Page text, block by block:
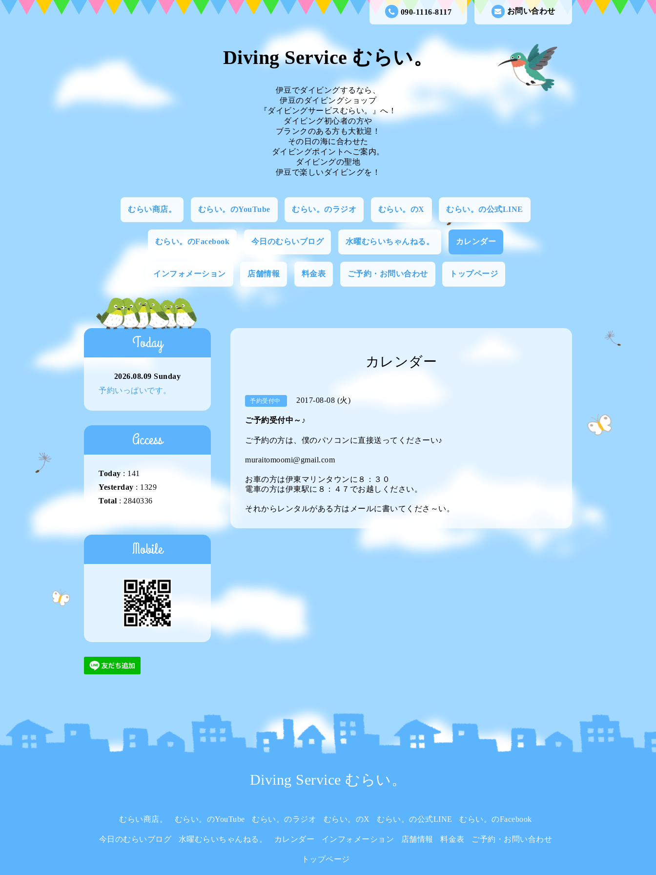
お問い合わせ
090-1116-8117
Diving Service むらい。
伊豆でダイビングするなら、
伊豆のダイビングショップ
『ダイビングサービスむらい。』へ！
ダイビング初心者の方や
ブランクのある方も大歓迎！
その日の海に合わせた
ダイビングポイントへご案内。
ダイビングの聖地
伊豆で楽しいダイビングを！
むらい商店。 むらい。のYouTube むらい。のラジオ むらい。のX むらい。の公式LINE
むらい。のFacebook 今日のむらいブログ 水曜むらいちゃんねる。 カレンダー
インフォメーション 店舗情報 料金表 ご予約・お問い合わせ トップページ
カレンダー
予約受付中 2017-08-08 (火)
ご予約受付中～♪
ご予約の方は、僕のパソコンに直接送ってくださーい♪
muraitomoomi@gmail.com
お車の方は伊東マリンタウンに８：３０
電車の方は伊東駅に８：４７でお越しください。
それからレンタルがある方はメールに書いてくださ～い。
Today
2026.08.09 Sunday
予約いっぱいです。
Access
Today : 141
Yesterday : 1329
Total : 2840336
Mobile
Diving Service むらい。
むらい商店。 むらい。のYouTube むらい。のラジオ むらい。のX むらい。の公式LINE むらい。のFacebook
今日のむらいブログ 水曜むらいちゃんねる。 カレンダー インフォメーション 店舗情報 料金表 ご予約・お問い合わせ
トップページ